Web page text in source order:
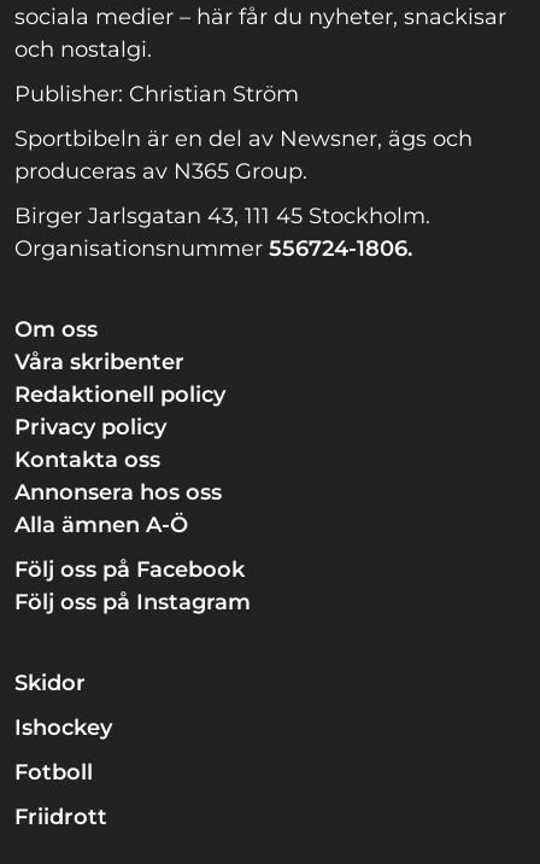
sociala medier – här får du nyheter, snackisar
och nostalgi.
Publisher: Christian Ström
Sportbibeln är en del av Newsner, ägs och
produceras av N365 Group.
Birger Jarlsgatan 43, 111 45 Stockholm.
Organisationsnummer 556724-1806.
Om oss
Våra skribenter
Redaktionell policy
Privacy policy
Kontakta oss
Annonsera hos oss
Alla ämnen A-Ö
Följ oss på Facebook
Följ oss på Instagram
Skidor
Ishockey
Fotboll
Friidrott